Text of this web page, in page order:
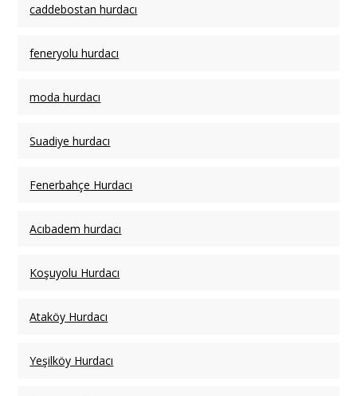
caddebostan hurdacı
feneryolu hurdacı
moda hurdacı
Suadiye hurdacı
Fenerbahçe Hurdacı
Acıbadem hurdacı
Koşuyolu Hurdacı
Ataköy Hurdacı
Yeşilköy Hurdacı